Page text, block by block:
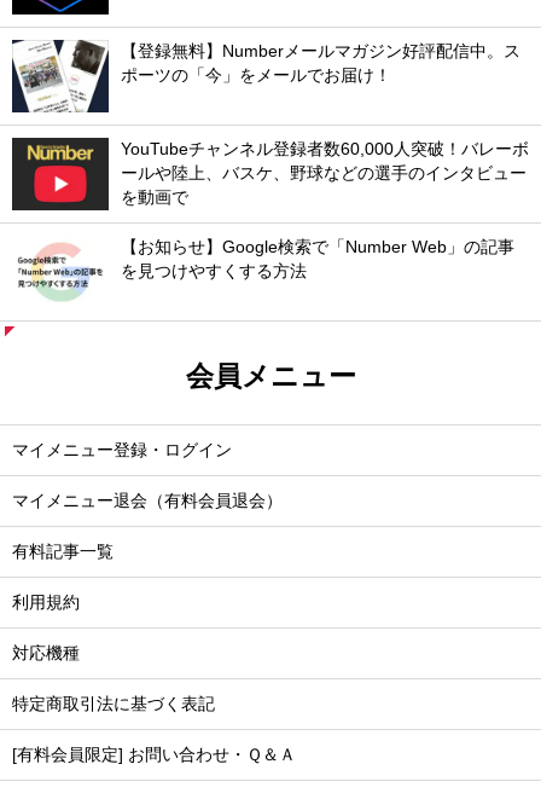
【登録無料】Numberメールマガジン好評配信中。ス
ポーツの「今」をメールでお届け！
YouTubeチャンネル登録者数60,000人突破！バレーボ
ールや陸上、バスケ、野球などの選手のインタビュー
を動画で
【お知らせ】Google検索で「Number Web」の記事
を見つけやすくする方法
会員メニュー
マイメニュー登録・ログイン
マイメニュー退会（有料会員退会）
有料記事一覧
利用規約
対応機種
特定商取引法に基づく表記
[有料会員限定] お問い合わせ・Ｑ＆Ａ